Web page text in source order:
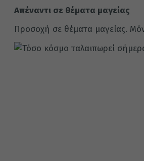
Απέναντι σε θέματα μαγείας
Προσοχή σε θέματα μαγείας.